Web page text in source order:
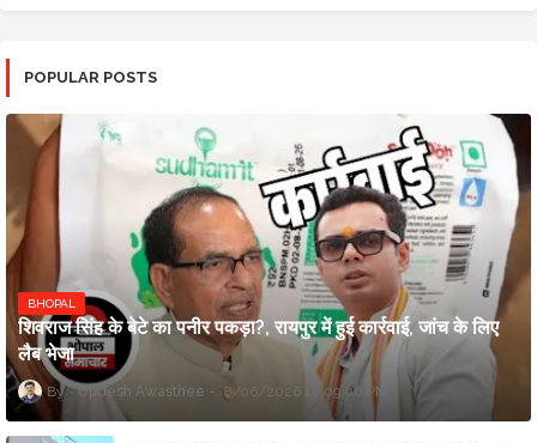
POPULAR POSTS
BHOPAL
शिवराज सिंह के बेटे का पनीर पकड़ा?, रायपुर में हुई कार्रवाई, जांच के लिए
लैब भेजा
Updesh Awasthee 8/06/2026 10:09:00 PM